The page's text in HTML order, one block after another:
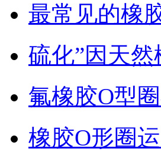
最常见的橡
硫化”因天
氟橡胶O型
橡胶O形圈